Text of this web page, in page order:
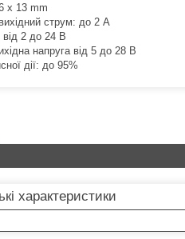
x 13 mm
струм: до 2 А
від 2 до 24 В
напруга від 5 до 28 В
дії: до 95%
характеристики